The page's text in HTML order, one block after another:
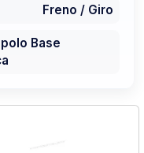
Freno / Giro
Base